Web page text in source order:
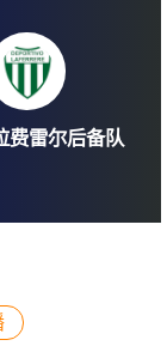
0 拉费雷